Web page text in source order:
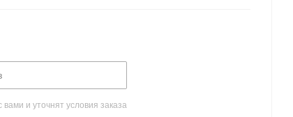
и уточнят условия заказа